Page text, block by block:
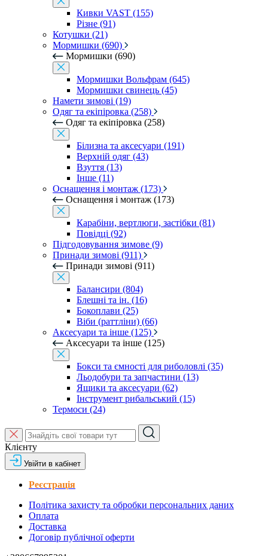
Кивки VAST (155)
Різне (91)
Котушки (21)
Мормишки (690)
Мормишки (690)
Мормишки Вольфрам (645)
Мормишки свинець (45)
Намети зимові (19)
Одяг та екіпіровка (258)
Одяг та екіпіровка (258)
Білизна та аксесуари (191)
Верхній одяг (43)
Взуття (13)
Інше (11)
Оснащення і монтаж (173)
Оснащення і монтаж (173)
Карабіни, вертлюги, застібки (81)
Повідці (92)
Підгодовування зимове (9)
Принади зимові (911)
Принади зимові (911)
Балансири (804)
Блешні та ін. (16)
Бокоплави (25)
Віби (раттліни) (66)
Аксесуари та інше (125)
Аксесуари та інше (125)
Бокси та ємності для риболовлі (35)
Льодобури та запчастини (13)
Ящики та аксесуари (62)
Інструмент рибальський (15)
Термоси (24)
Клієнту
Увійти в кабінет
Реєстрація
Політика захисту та обробки персональних даних
Оплата
Доставка
Договір публічної оферти